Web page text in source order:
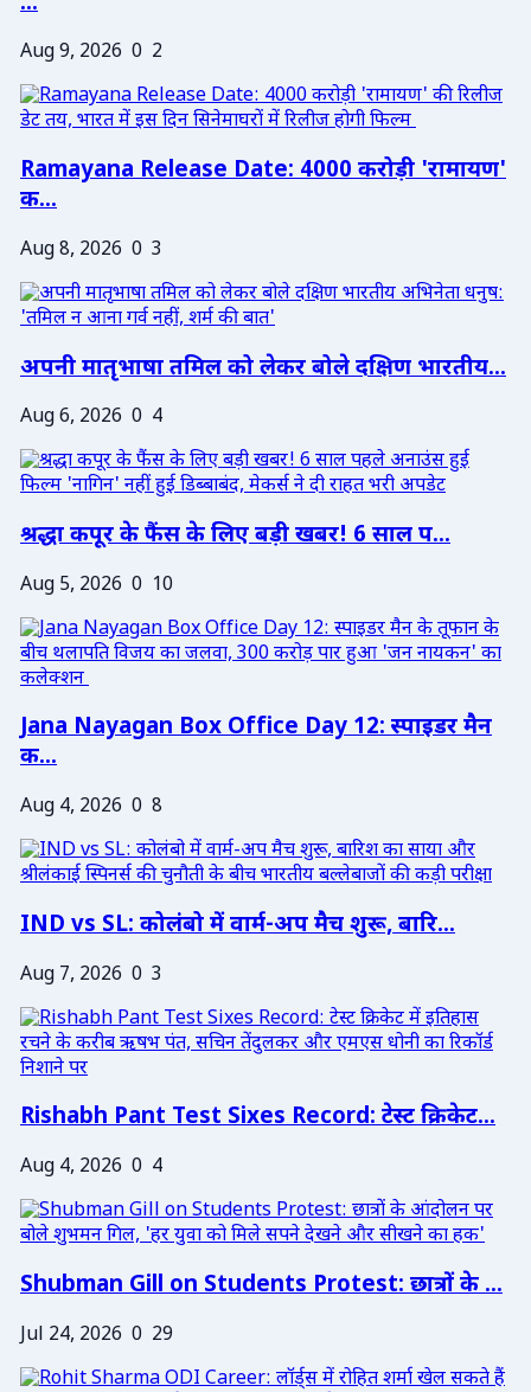
Aug 9, 2026 0 2
Ramayana Release Date: 4000 करोड़ी 'रामायण'
क...
Aug 8, 2026 0 3
अपनी मातृभाषा तमिल को लेकर बोले दक्षिण भारतीय...
Aug 6, 2026 0 4
श्रद्धा कपूर के फैंस के लिए बड़ी खबर! 6 साल प...
Aug 5, 2026 0 10
Jana Nayagan Box Office Day 12: स्पाइडर मैन
क...
Aug 4, 2026 0 8
IND vs SL: कोलंबो में वार्म-अप मैच शुरू, बारि...
Aug 7, 2026 0 3
Rishabh Pant Test Sixes Record: टेस्ट क्रिकेट...
Aug 4, 2026 0 4
Shubman Gill on Students Protest: छात्रों के ...
Jul 24, 2026 0 29